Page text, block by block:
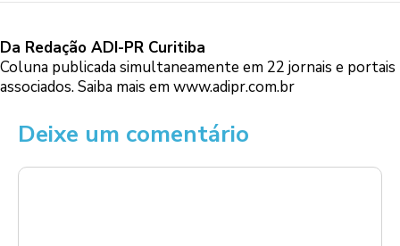
Da Redação ADI-PR Curitiba
Coluna publicada simultaneamente em 22 jornais e portais
associados. Saiba mais emwww.adipr.com.br
Deixe um comentário
Comentário